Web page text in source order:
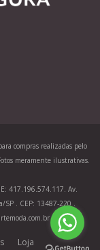
compras realizadas pelo
meramente ilustrativas.
417.196.574.117. Av.
SP . CEP: 13487-220 .
Loja